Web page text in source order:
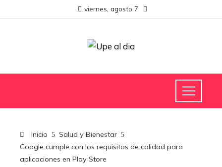
viernes, agosto 7
Inicio
Salud y Bienestar
Google cumple con los requisitos de calidad para
aplicaciones en Play Store